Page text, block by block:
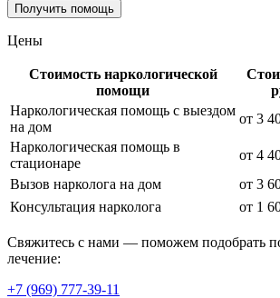
Получить помощь
Цены
Стоимость наркологической
помощи
Наркологическая помощь с выездом
на дом
от 3
Наркологическая помощь в
стационаре
от 4
Вызов нарколога на дом от 3
Консультация нарколога от 1
Свяжитесь с нами — поможем подобрать
лечение:
+7 (969) 777-39-11